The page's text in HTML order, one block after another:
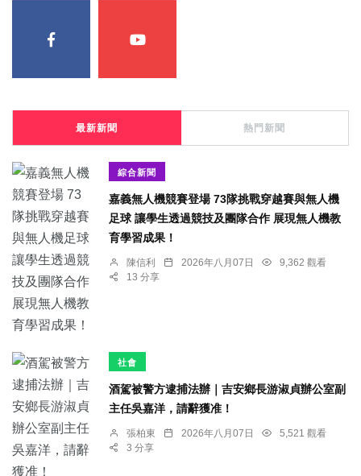
最新新聞 熱門新聞
綜合新聞
嘉義無人機競賽登場 73隊挑戰穿越賽與無人機
足球 讓學生透過競技及團隊合作 展現無人機教
育學習成果！
陳信利 2026年八月07日
9,362 觀看
13 分享
社會
酒駕被警方逮捕法辦｜吉安鄉長游淑貞辦公室副
主任吳嘉洋，請辭獲准！
張柏東 2026年八月07日
5,521 觀看
3 分享